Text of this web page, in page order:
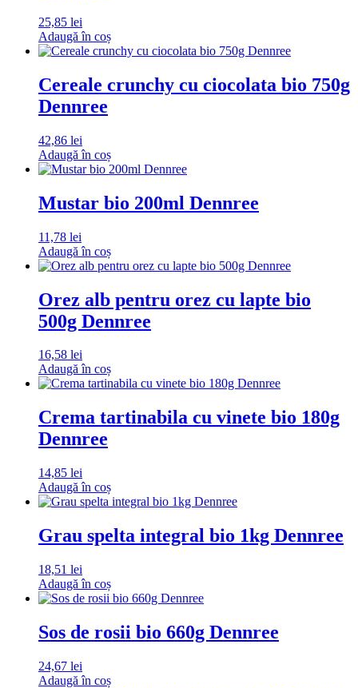
25,85 lei
Adaugă în coș
Cereale crunchy cu ciocolata bio 750g
Dennree
42,86 lei
Adaugă în coș
Mustar bio 200ml Dennree
11,78 lei
Adaugă în coș
Orez alb pentru orez cu lapte bio
500g Dennree
16,58 lei
Adaugă în coș
Crema tartinabila cu vinete bio 180g
Dennree
14,85 lei
Adaugă în coș
Grau spelta integral bio 1kg Dennree
18,51 lei
Adaugă în coș
Sos de rosii bio 660g Dennree
24,67 lei
Adaugă în coș